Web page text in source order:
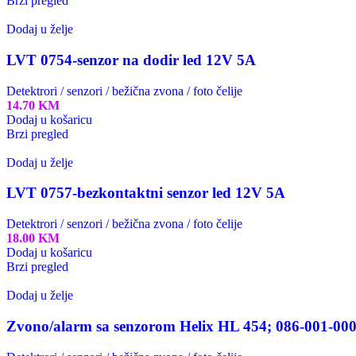
Dodaj u želje
LVT 0754-senzor na dodir led 12V 5A
Detektrori / senzori / bežična zvona / foto čelije
14.70 KM
Dodaj u košaricu
Brzi pregled
Dodaj u želje
LVT 0757-bezkontaktni senzor led 12V 5A
Detektrori / senzori / bežična zvona / foto čelije
18.00 KM
Dodaj u košaricu
Brzi pregled
Dodaj u želje
Zvono/alarm sa senzorom Helix HL 454; 086-001-